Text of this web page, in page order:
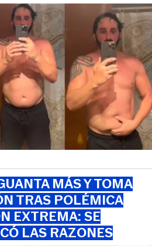
MÁS Y TOMA
TRAS POLÉMICA
EXTREMA: SE
LAS RAZONES